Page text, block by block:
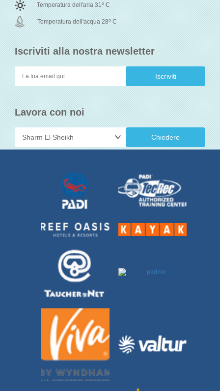
Iscriviti alla nostra newsletter
Lavora con noi
Chiedere
Temperatura dell'aria 31o C
Temperatura dell'acqua 28o C